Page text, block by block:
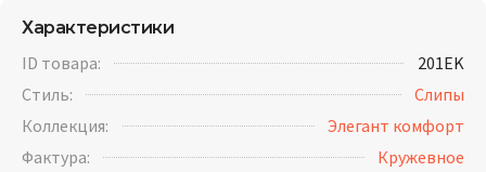
Характеристики
ID товара:
201EK
Стиль:
Слипы
Коллекция:
Элегант комфорт
Фактура:
Кружевное